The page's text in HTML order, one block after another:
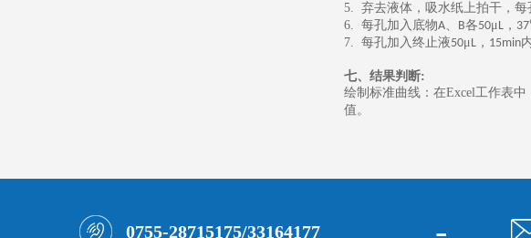
5. 弃去液体，吸水纸上拍干，
6. 每孔加入底物A、 B各50μL ， 37
7. 每孔加入终止液50μL ， 15min
七、 结果判断:
绘制标准曲线：在Excel工作表中
值。
0755-28715175/33164177